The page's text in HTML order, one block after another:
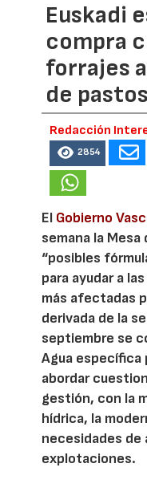
Euskadi
compra
forrajes
de
Redacción
2854
El Gobierno
semana la
“posibles
para ayudar a
más afectadas
derivada de la
septiembre se
Agua específica
abordar
gestión, con la
hídrica, la
necesidades
explotaciones.